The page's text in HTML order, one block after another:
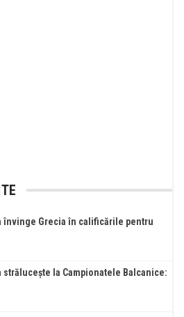
învinge Grecia în calificările pentru
strălucește la Campionatele Balcanice: